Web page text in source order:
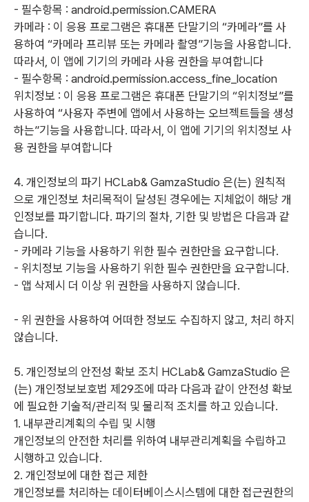
- 필수항목 : android.permission.CAMERA
카메라 : 이 응용 프로그램은 휴대폰 단말기의 “카메라”를 사
용하여 “카메라 프리뷰 또는 카메라 촬영”기능을 사용합니다.
따라서, 이 앱에 기기의 카메라 사용 권한을 부여합니다
- 필수항목 : android.permission.access_fine_location
위치정보 : 이 응용 프로그램은 휴대폰 단말기의 “위치정보”를
사용하여 “사용자 주변에 앱에서 사용하는 오브젝트들을 생성
하는”기능을 사용합니다. 따라서, 이 앱에 기기의 위치정보 사
용 권한을 부여합니다
4. 개인정보의 파기 HCLab& GamzaStudio 은(는) 원칙적
으로 개인정보 처리목적이 달성된 경우에는 지체없이 해당 개
인정보를 파기합니다. 파기의 절차, 기한 및 방법은 다음과 같
습니다.
- 카메라 기능을 사용하기 위한 필수 권한만을 요구합니다.
- 위치정보 기능을 사용하기 위한 필수 권한만을 요구합니다.
- 앱 삭제시 더 이상 위 권한을 사용하지 않습니다.
- 위 권한을 사용하여 어떠한 정보도 수집하지 않고, 처리 하지
않습니다.
5. 개인정보의 안전성 확보 조치 HCLab& GamzaStudio 은
(는) 개인정보보호법 제29조에 따라 다음과 같이 안전성 확보
에 필요한 기술적/관리적 및 물리적 조치를 하고 있습니다.
1. 내부관리계획의 수립 및 시행
개인정보의 안전한 처리를 위하여 내부관리계획을 수립하고
시행하고 있습니다.
2. 개인정보에 대한 접근 제한
개인정보를 처리하는 데이터베이스시스템에 대한 접근권한의